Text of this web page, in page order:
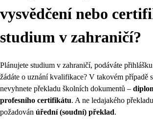
vysvědčení nebo
studium v zahraničí?
Plánujete studium v zahraničí, podáváte
žádáte o uznání kvalifikace? V takovém případě
nevyhnete překladu školních dokumentů –
profesního certifikátu. A ne ledajakého
požadován úřední (soudní) překlad.